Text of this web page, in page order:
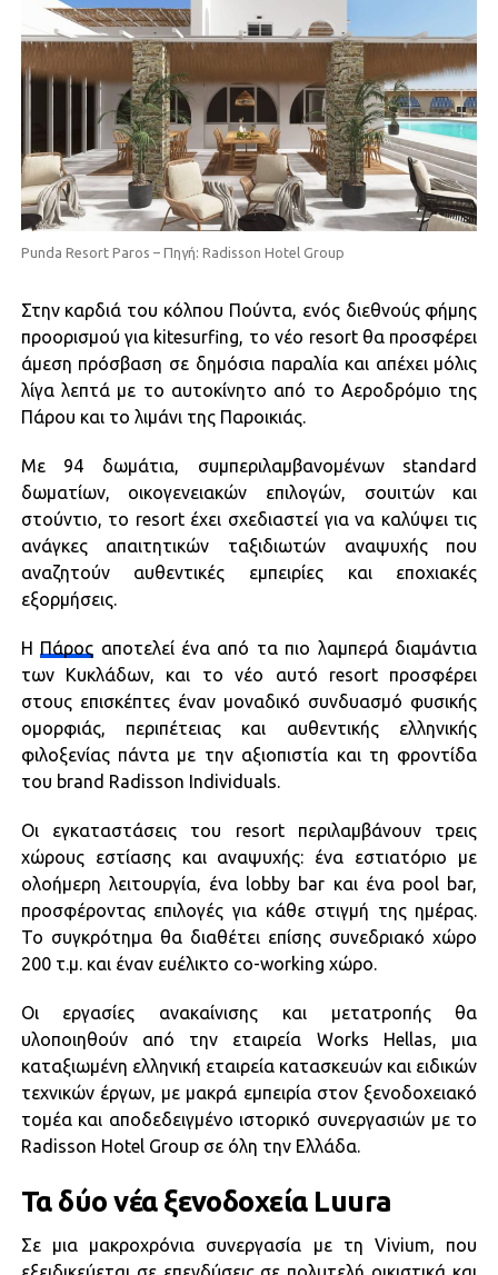
Punda Resort Paros – Πηγή: Radisson Hotel Group
Στην καρδιά του κόλπου Πούντα, ενός διεθνούς φήμης
προορισμού για kitesurfing, το νέο resort θα προσφέρει
άμεση πρόσβαση σε δημόσια παραλία και απέχει μόλις
λίγα λεπτά με το αυτοκίνητο από το Αεροδρόμιο της
Πάρου και το λιμάνι της Παροικιάς.
Με 94 δωμάτια, συμπεριλαμβανομένων standard
δωματίων, οικογενειακών επιλογών, σουιτών και
στούντιο, το resort έχει σχεδιαστεί για να καλύψει τις
ανάγκες απαιτητικών ταξιδιωτών αναψυχής που
αναζητούν αυθεντικές εμπειρίες και εποχιακές
εξορμήσεις.
Η Πάρος αποτελεί ένα από τα πιο λαμπερά διαμάντια
των Κυκλάδων, και το νέο αυτό resort προσφέρει
στους επισκέπτες έναν μοναδικό συνδυασμό φυσικής
ομορφιάς, περιπέτειας και αυθεντικής ελληνικής
φιλοξενίας πάντα με την αξιοπιστία και τη φροντίδα
του brand Radisson Individuals.
Οι εγκαταστάσεις του resort περιλαμβάνουν τρεις
χώρους εστίασης και αναψυχής: ένα εστιατόριο με
ολοήμερη λειτουργία, ένα lobby bar και ένα pool bar,
προσφέροντας επιλογές για κάθε στιγμή της ημέρας.
Το συγκρότημα θα διαθέτει επίσης συνεδριακό χώρο
200 τ.μ. και έναν ευέλικτο co-working χώρο.
Οι εργασίες ανακαίνισης και μετατροπής θα
υλοποιηθούν από την εταιρεία Works Hellas, μια
καταξιωμένη ελληνική εταιρεία κατασκευών και ειδικών
τεχνικών έργων, με μακρά εμπειρία στον ξενοδοχειακό
τομέα και αποδεδειγμένο ιστορικό συνεργασιών με το
Radisson Hotel Group σε όλη την Ελλάδα.
Τα δύο νέα ξενοδοχεία Luura
Σε μια μακροχρόνια συνεργασία με τη Vivium, που